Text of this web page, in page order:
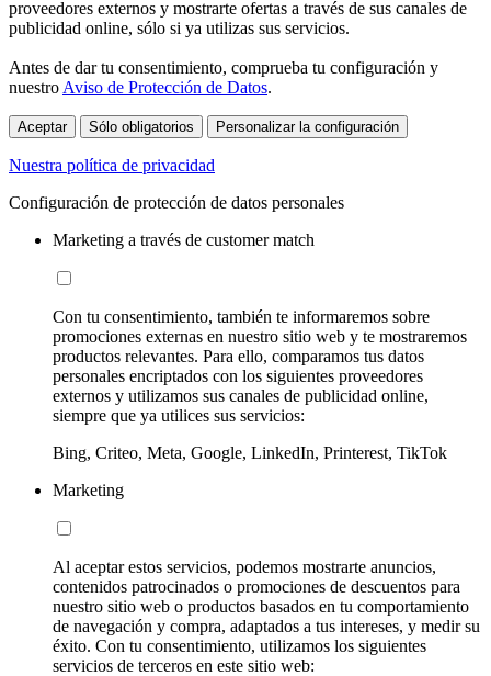
proveedores externos y mostrarte ofertas a través de sus canales de
publicidad online, sólo si ya utilizas sus servicios.
Antes de dar tu consentimiento, comprueba tu configuración y
nuestro Aviso de Protección de Datos.
Aceptar Sólo obligatorios Personalizar la configuración
Nuestra política de privacidad
Configuración de protección de datos personales
Marketing a través de customer match
Con tu consentimiento, también te informaremos sobre
promociones externas en nuestro sitio web y te mostraremos
productos relevantes. Para ello, comparamos tus datos
personales encriptados con los siguientes proveedores
externos y utilizamos sus canales de publicidad online,
siempre que ya utilices sus servicios:
Bing, Criteo, Meta, Google, LinkedIn, Printerest, TikTok
Marketing
Al aceptar estos servicios, podemos mostrarte anuncios,
contenidos patrocinados o promociones de descuentos para
nuestro sitio web o productos basados en tu comportamiento
de navegación y compra, adaptados a tus intereses, y medir su
éxito. Con tu consentimiento, utilizamos los siguientes
servicios de terceros en este sitio web: